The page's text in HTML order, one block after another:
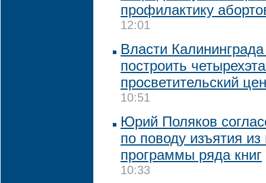
профилактику
12:01
Власти
построить
просветительский
10:51
Юрий Поляков
по поводу изъятия
программы ряда книг
10:33